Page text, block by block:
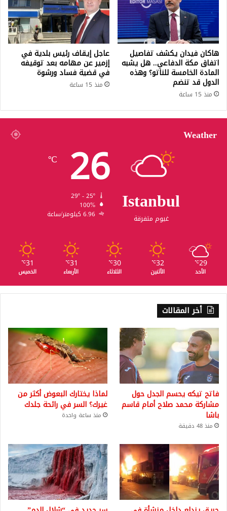
هاكان فيدان يكشف تفاصيل
اتفاق مكة الدفاعي.. هل يشبه
المادة الخامسة للناتو؟ وهذه
الدول قد تنضم
منذ 15 ساعة
عاجل إيقاف رئيس بلدية في
إزمير عن مهامه بعد توقيفه
في قضية فساد ورشوة
منذ 15 ساعة
Weather
Istanbul
غيوم متفرقة
26
℃
100%
6.96 كيلومتر/ساعة
29
℃
الأحد
32
℃
الأثنين
30
℃
الثلاثاء
31
℃
الأربعاء
31
℃
الخميس
أخر المقالات
فاتح تيكه يحسم الجدل حول
مشاركة محمد صلاح أمام قاسم
باشا
منذ 48 دقيقة
لماذا يختارك البعوض أكثر من
غيرك؟ السر في رائحة جلدك
منذ ساعة واحدة